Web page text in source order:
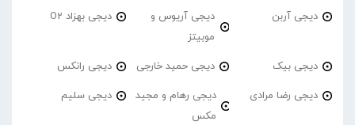
دیجی آربن
دیجی آریوس و
موبیتز
دیجی بهزاد O2
دیجی بیک دیجی حمید خارجی دیجی رانکس
دیجی رضا مرادی
دیجی رهام و مجید
مکس
دیجی سلیم